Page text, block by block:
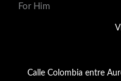
For Him
Calle Colombia entre